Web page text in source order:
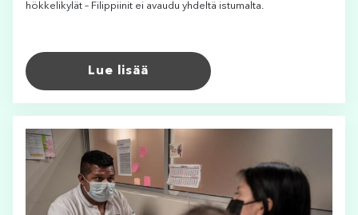
hökkelikylät – Filippiinit ei avaudu yhdeltä istumalta.
Lue lisää